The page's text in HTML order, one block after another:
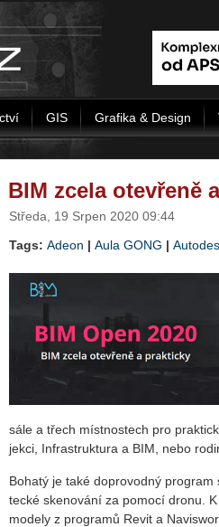
GIS Grafika & Design
BIM zcela otevřeně
Středa, 19 Srpen 2020 09:44
Tags: Adeon | Aula GONG |
sále a třech míst­nos­tech pro
jek­ci, In­frastruk­tu­ra a BIM, nebo
Bo­ha­tý je také do­pro­vod­ný
tec­ké ske­no­vá­ní za po­mo­cí dronu.
mo­de­ly z pro­gra­mů Revit a